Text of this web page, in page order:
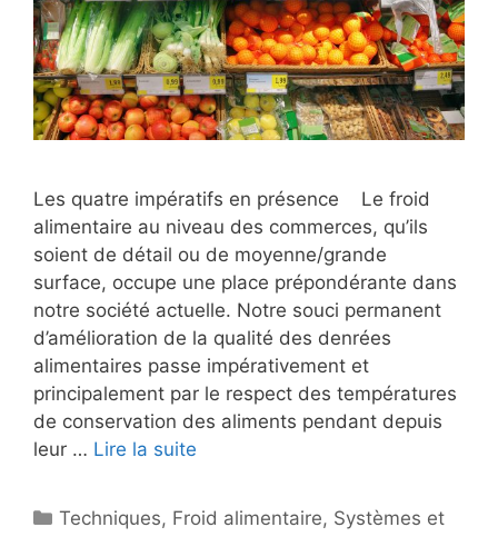
Les quatre impératifs en présence Le froid
alimentaire au niveau des commerces, qu’ils
soient de détail ou de moyenne/grande
surface, occupe une place prépondérante dans
notre société actuelle. Notre souci permanent
d’amélioration de la qualité des denrées
alimentaires passe impérativement et
principalement par le respect des températures
de conservation des aliments pendant depuis
leur … Lire la suite
Catégories
Techniques, Froid alimentaire, Systèmes et